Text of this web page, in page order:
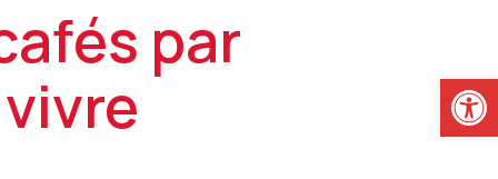
par
Ouvrir